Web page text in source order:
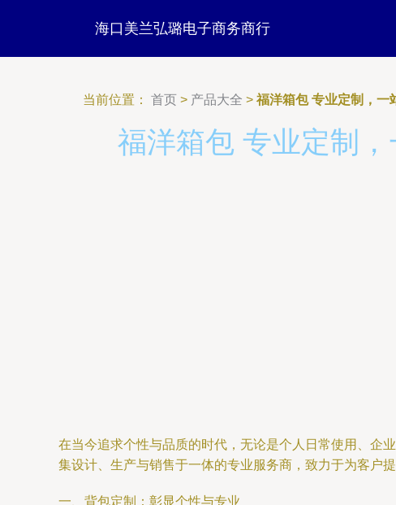
海口美兰弘璐电子商务商行
当前位置： 首页 > 产品大全 > 福洋箱包 专业定制，
福洋箱包 专业定制
在当今追求个性与品质的时代，无论是个人日常使用、企
集设计、生产与销售于一体的专业服务商，致力于为客户
一、背包定制：彰显个性与专业